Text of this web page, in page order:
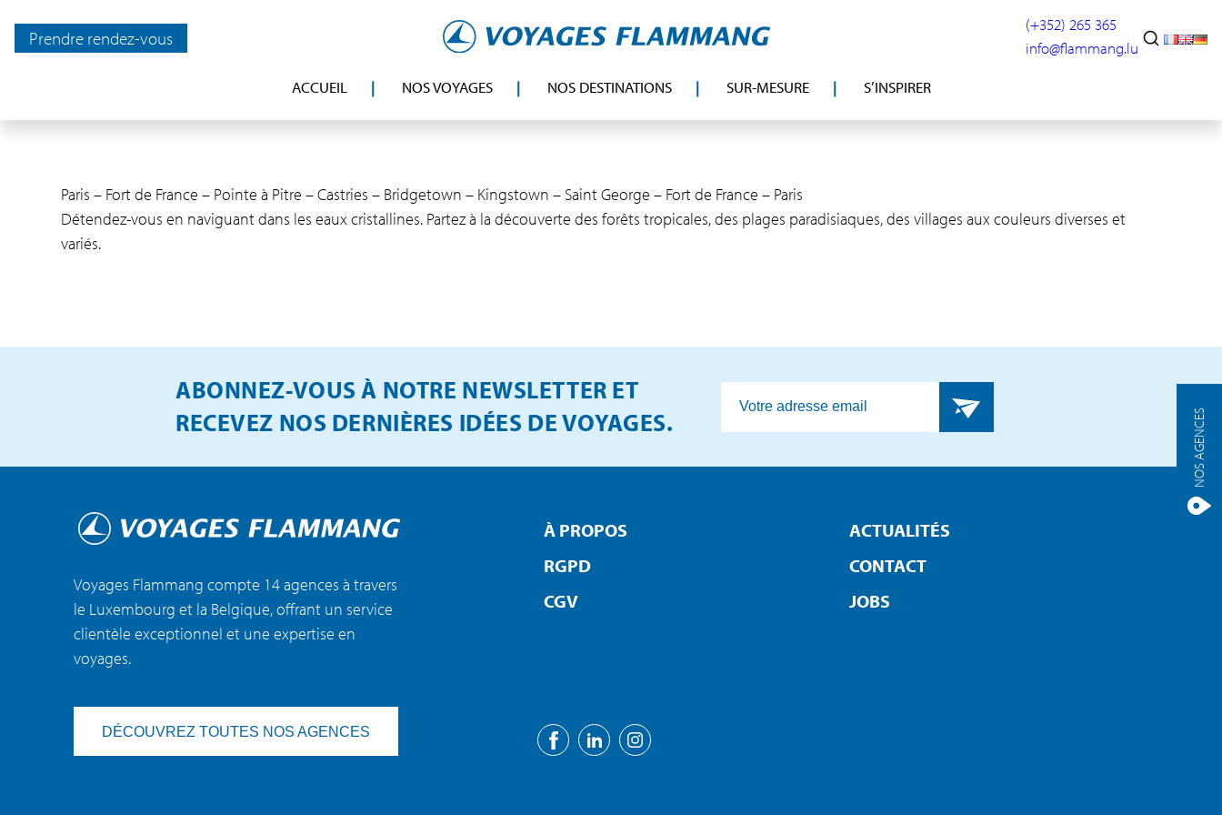
Prendre rendez-vous
(+352) 265 365
info@flammang.lu
NOS AGENCES
ACCUEIL NOS VOYAGES NOS DESTINATIONS SUR-MESURE S’INSPIRER
Paris – Fort de France – Pointe à Pitre – Castries – Bridgetown – Kingstown – Saint George – Fort de France – Paris
Détendez-vous en naviguant dans les eaux cristallines. Partez à la découverte des forêts tropicales, des plages paradisiaques, des villages aux couleurs diverses et
variés.
ABONNEZ-VOUS À NOTRE NEWSLETTER ET
RECEVEZ NOS DERNIÈRES IDÉES DE VOYAGES.
Voyages Flammang compte 14 agences à travers
le Luxembourg et la Belgique, offrant un service
clientèle exceptionnel et une expertise en
voyages.
DÉCOUVREZ TOUTES NOS AGENCES
À PROPOS
ACTUALITÉS
RGPD
CONTACT
CGV
JOBS